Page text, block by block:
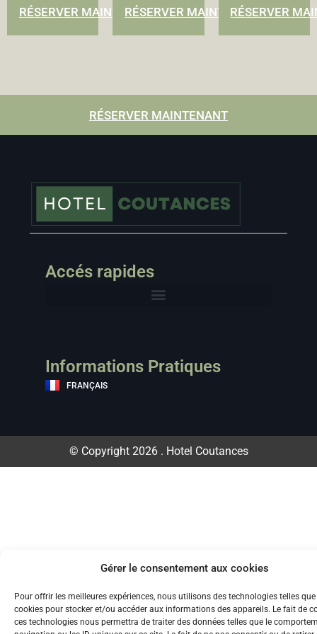
Gérer le consentement aux cookies
Pour offrir les meilleures expériences, nous utilisons des technologies telles que
cookies pour stocker et/ou accéder aux informations des appareils. Le fait de
ces technologies nous permettra de traiter des données telles que le
RÉSERVER MAINTENANTRÉSERVER MAINTENANT
RÉSERVER
RÉSERVER MAINTENANT
Accés rapides
Informations Pratiques
FRANÇAIS
© Copyright 2026 . Hotel Coutances